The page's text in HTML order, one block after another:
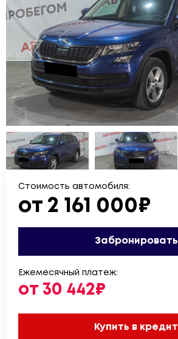
Стоимость автомобиля:
от 2 161 000₽
Забронировать
Ежемесячный платеж:
от 30 442₽
Купить в кредит